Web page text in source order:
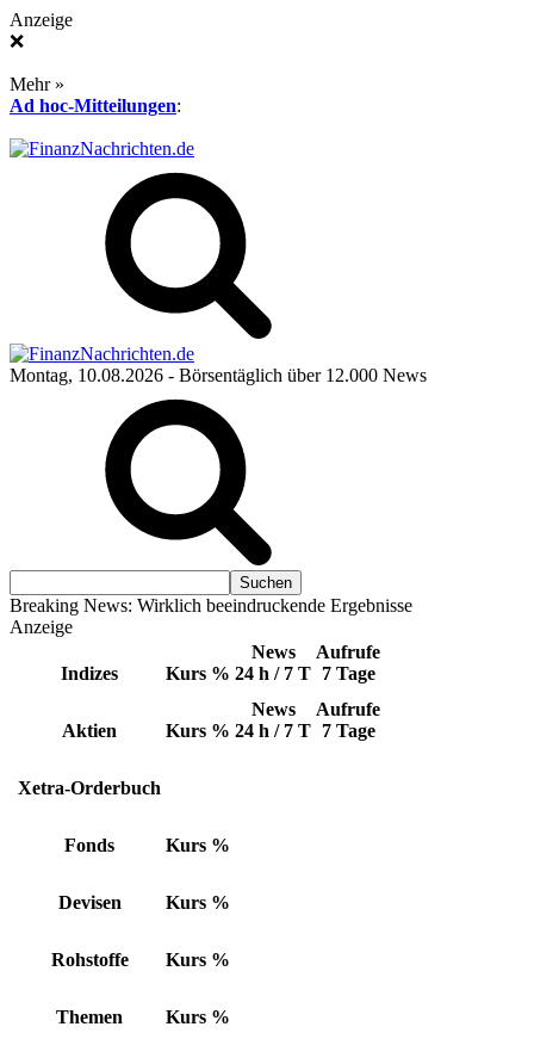
Anzeige
❌
Mehr »
Ad hoc-Mitteilungen:
Montag, 10.08.2026 - Börsentäglich über 12.000 News
Breaking News: Wirklich beeindruckende Ergebnisse
Anzeige
Indizes Kurs %
News
24 h / 7 T
Aufrufe
7 Tage
Aktien Kurs %
News
24 h / 7 T
Aufrufe
7 Tage
Xetra-Orderbuch
Fonds Kurs %
Devisen Kurs %
Rohstoffe Kurs %
Themen Kurs %